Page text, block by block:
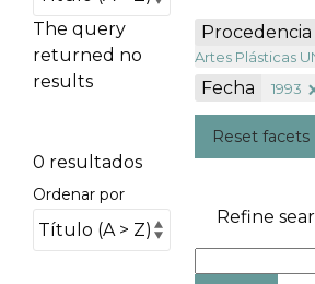
The query
returned no
results
0 resultados
Ordenar por
Procedencia
Artes Plásticas
Fecha 1993
Reset facets
Refine